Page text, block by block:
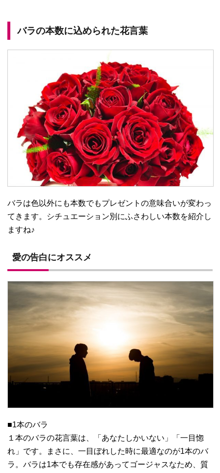
バラの本数に込められた花言葉
バラは色以外にも本数でもプレゼントの意味合いが変わっ
てきます。シチュエーション別にふさわしい本数を紹介し
ますね♪
愛の告白にオススメ
■1本のバラ
１本のバラの花言葉は、「あなたしかいない」「一目惚
れ」です。まさに、一目ぼれした時に最適なのが1本のバ
ラ。バラは1本でも存在感があってゴージャスなため、質